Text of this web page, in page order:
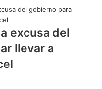
excusa del
llevar a